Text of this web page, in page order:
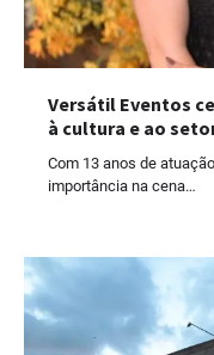
Versátil Eventos
à cultura e ao
Com 13 anos de
importância na cena…